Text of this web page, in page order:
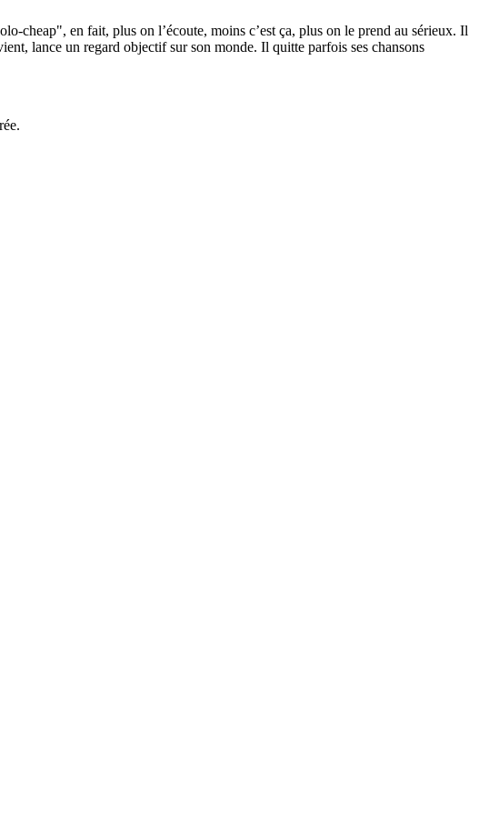
cheap", en fait, plus on l’écoute, moins c’est ça, plus on le prend au sérieux. Il
lance un regard objectif sur son monde. Il quitte parfois ses chansons